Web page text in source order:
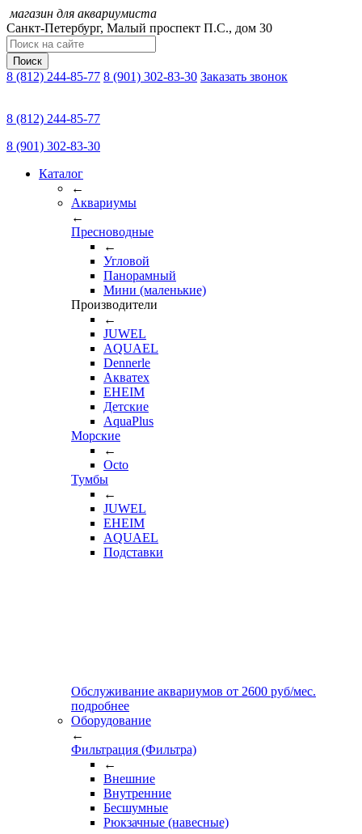
магазин для аквариумиста
Санкт-Петербург, Малый проспект П.C., дом 30
Поиск
8 (812) 244-85-77 8 (901) 302-83-30 Заказать звонок
8 (812) 244-85-77
8 (901) 302-83-30
Каталог
←
Аквариумы
←
Пресноводные
←
Угловой
Панорамный
Мини (маленькие)
Производители
←
JUWEL
AQUAEL
Dennerle
Акватех
EHEIM
Детские
AquaPlus
Морские
←
Octo
Тумбы
←
JUWEL
EHEIM
AQUAEL
Подставки
Обслуживание аквариумов от 2600 руб/мес.
подробнее
Оборудование
←
Фильтрация (Фильтра)
←
Внешние
Внутренние
Бесшумные
Рюкзачные (навесные)